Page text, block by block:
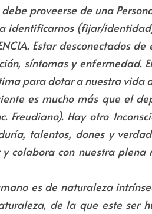
debe proveerse de una
identificarnos (fijar/
Estar desconectados
síntomas y enfermedad.
para dotar a nuestra vida
es mucho más que el
Freudiano). Hay otro
talentos, dones y
colabora con nuestra
es de naturaleza
de la que este ser